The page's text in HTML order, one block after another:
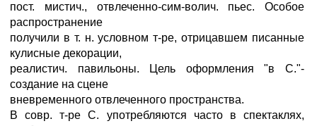
пост. мистич., отвлеченно-сим-волич. пьес. Особое
распространение
получили в т. н. условном т-ре, отрицавшем писанные
кулисные декорации,
реалистич. павильоны. Цель оформления "в С."-
создание на сцене
вневременного отвлеченного пространства.
В совр. т-ре С. употребляются часто в спектаклях,